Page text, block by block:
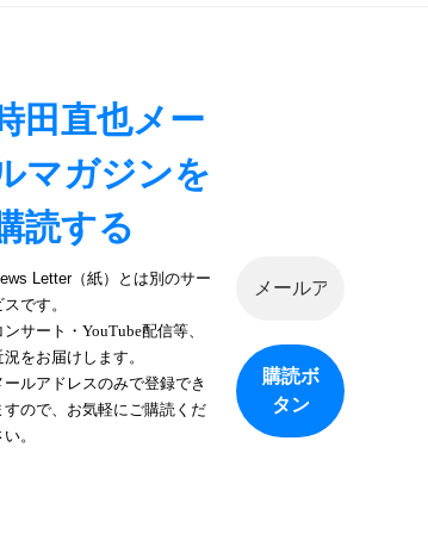
田直也メー
マガジンを
読する
Letter（紙）とは別のサー
スです。
ンサート・YouTube配信等、
況をお届けします。
ールアドレスのみで登録でき
すので、お気軽にご購読くだ
。